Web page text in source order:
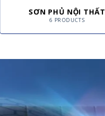
SƠN PHỦ NỘI THẤT
6 PRODUCTS